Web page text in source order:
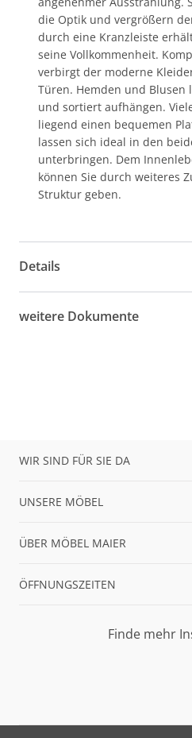
die Optik und vergrößern
durch eine Kranzleiste
seine Vollkommenheit.
verbirgt der moderne
Türen. Hemden und Blusen
und sortiert aufhängen.
liegend einen bequemen
lassen sich ideal in den
unterbringen. Dem
können Sie durch weiteres
Struktur geben.
Details
weitere Dokumente
WIR SIND FÜR SIE DA
UNSERE MÖBEL
ÜBER MÖBEL MAIER
ÖFFNUNGSZEITEN
Finde mehr